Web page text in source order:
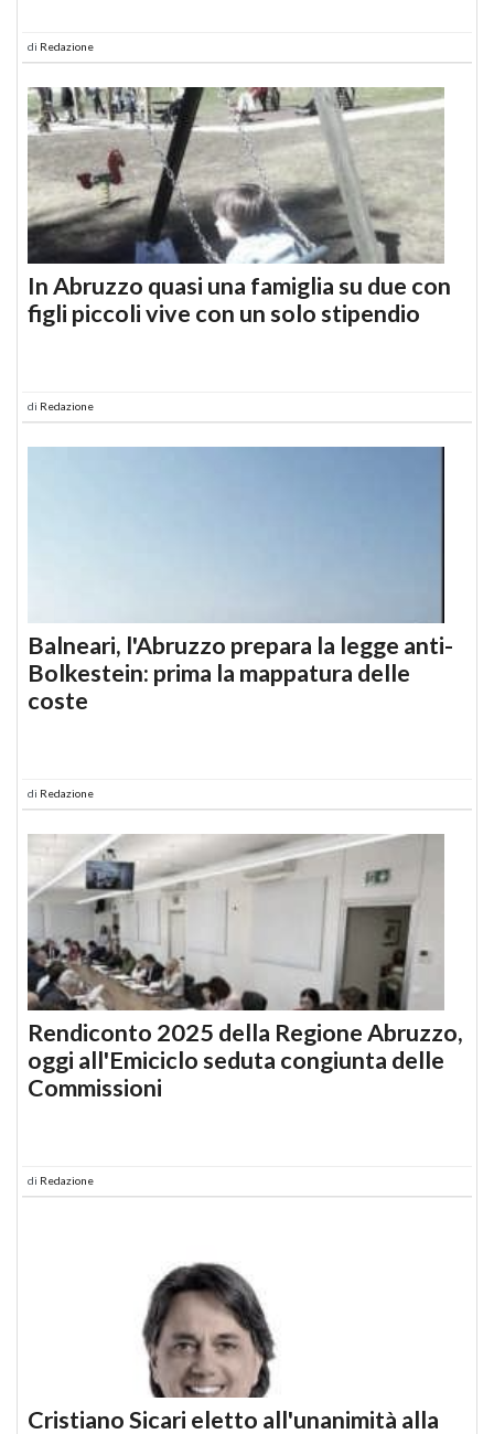
di Redazione
In Abruzzo quasi una famiglia su due con
figli piccoli vive con un solo stipendio
di Redazione
Balneari, l'Abruzzo prepara la legge anti-
Bolkestein: prima la mappatura delle
coste
di Redazione
Rendiconto 2025 della Regione Abruzzo,
oggi all'Emiciclo seduta congiunta delle
Commissioni
di Redazione
Cristiano Sicari eletto all'unanimità alla